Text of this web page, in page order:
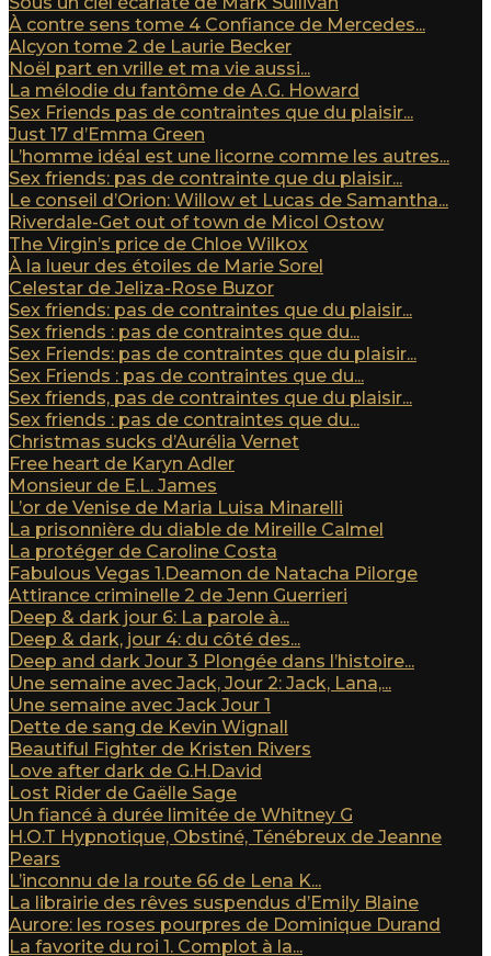
À contre sens tome 4 Confiance de Mercedes...
Alcyon tome 2 de Laurie Becker
Noël part en vrille et ma vie aussi...
La mélodie du fantôme de A.G. Howard
Sex Friends pas de contraintes que du plaisir...
Just 17 d’Emma Green
L’homme idéal est une licorne comme les autres...
Sex friends: pas de contrainte que du plaisir...
Le conseil d’Orion: Willow et Lucas de Samantha...
Riverdale-Get out of town de Micol Ostow
The Virgin’s price de Chloe Wilkox
À la lueur des étoiles de Marie Sorel
Celestar de Jeliza-Rose Buzor
Sex friends: pas de contraintes que du plaisir...
Sex friends : pas de contraintes que du...
Sex Friends: pas de contraintes que du plaisir...
Sex Friends : pas de contraintes que du...
Sex friends, pas de contraintes que du plaisir...
Sex friends : pas de contraintes que du...
Christmas sucks d’Aurélia Vernet
Free heart de Karyn Adler
Monsieur de E.L. James
L’or de Venise de Maria Luisa Minarelli
La prisonnière du diable de Mireille Calmel
La protéger de Caroline Costa
Fabulous Vegas 1.Deamon de Natacha Pilorge
Attirance criminelle 2 de Jenn Guerrieri
Deep & dark jour 6: La parole à...
Deep & dark, jour 4: du côté des...
Deep and dark Jour 3 Plongée dans l’histoire...
Une semaine avec Jack, Jour 2: Jack, Lana,...
Une semaine avec Jack Jour 1
Dette de sang de Kevin Wignall
Beautiful Fighter de Kristen Rivers
Love after dark de G.H.David
Lost Rider de Gaëlle Sage
Un fiancé à durée limitée de Whitney G
H.O.T Hypnotique, Obstiné, Ténébreux de Jeanne
Pears
L’inconnu de la route 66 de Lena K...
La librairie des rêves suspendus d’Emily Blaine
Aurore: les roses pourpres de Dominique Durand
La favorite du roi 1. Complot à la...